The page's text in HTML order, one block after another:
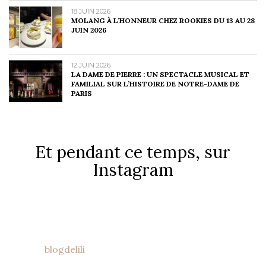
18 JUIN 2026
MOLANG À L’HONNEUR CHEZ ROOKIES DU 13 AU 28
JUIN 2026
12 JUIN 2026
LA DAME DE PIERRE : UN SPECTACLE MUSICAL ET
FAMILIAL SUR L’HISTOIRE DE NOTRE-DAME DE
PARIS
Et pendant ce temps, sur
Instagram
blogdelili